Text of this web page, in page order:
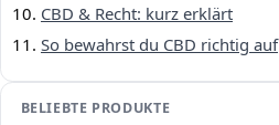
CBD & Recht: kurz erklärt
So bewahrst du CBD richtig auf
BELIEBTE PRODUKTE